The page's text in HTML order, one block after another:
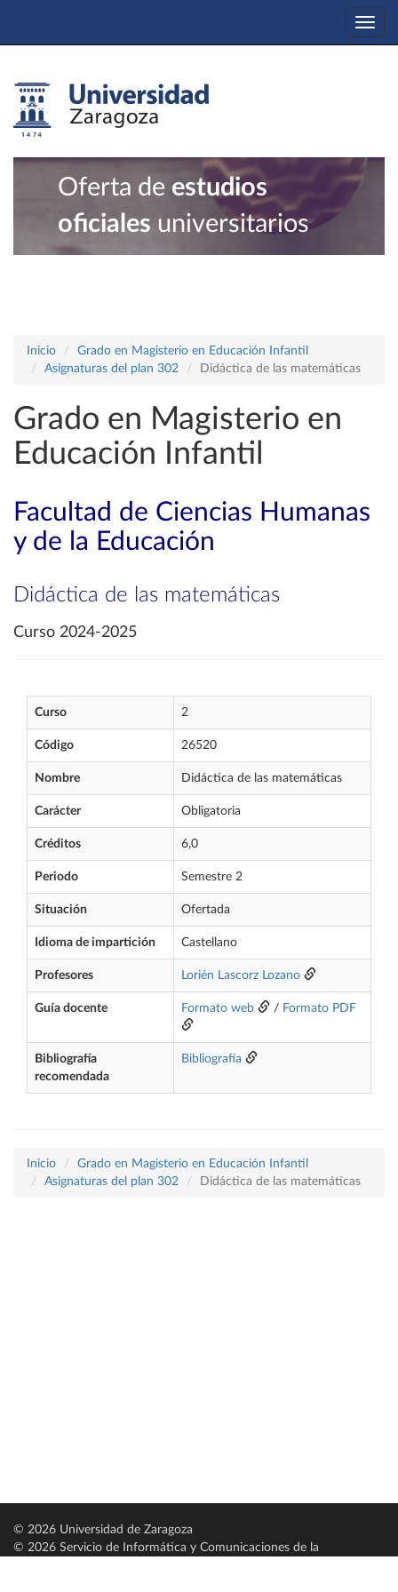
Oferta de estudios
oficiales universitarios
Inicio
Grado en Magisterio en Educación Infantil
Asignaturas del plan 302
Didáctica de las matemáticas
Grado en Magisterio en
Educación Infantil
Facultad de Ciencias Humanas
y de la Educación
Didáctica de las matemáticas
Curso 2024-2025
Curso 2
Código 26520
Nombre Didáctica de las matemáticas
Carácter Obligatoria
Créditos 6,0
Periodo Semestre 2
Situación Ofertada
Idioma de impartición Castellano
Profesores Lorién Lascorz Lozano
Guía docente Formato web / Formato PDF
Bibliografía
recomendada
Bibliografía
Inicio
Grado en Magisterio en Educación Infantil
Asignaturas del plan 302
Didáctica de las matemáticas
© 2026 Universidad de Zaragoza
© 2026 Servicio de Informática y Comunicaciones de la